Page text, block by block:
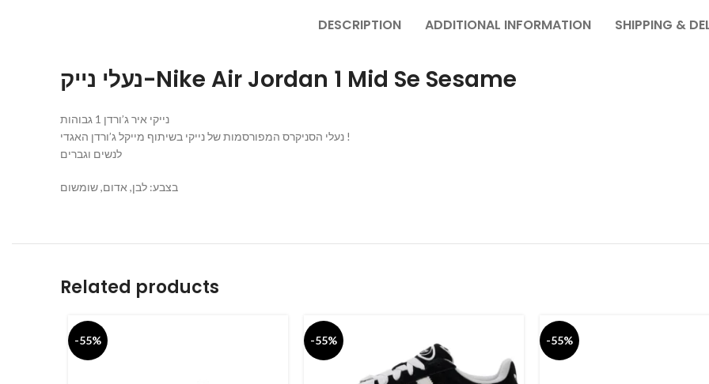
DESCRIPTION ADDITIONAL INFORMATION SHIPPING &
נעלי נייק-Nike Air Jordan 1 Mid Se Sesame
נייקי איר ג’ורדן 1 גבוהות
נעלי הסניקרס המפורסמות של נייקי בשיתוף מייקל ג’ורדן האגדי !
לנשים וגברים
בצבע: לבן, אדום, שומשום
Related products
-55% -55% -55%